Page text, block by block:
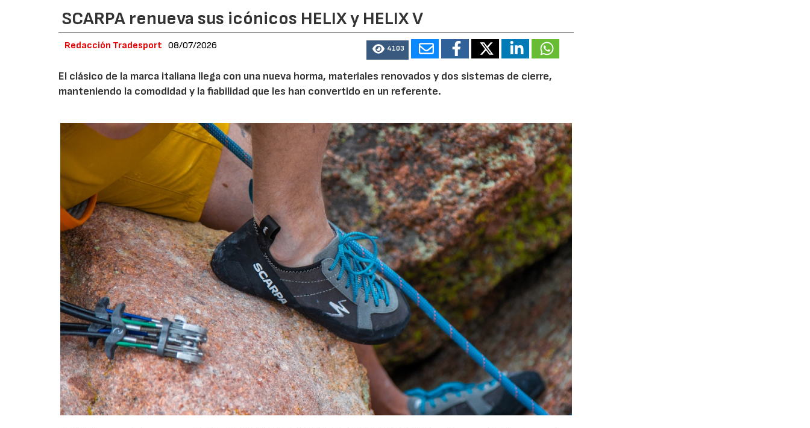
SCARPA renueva sus icónicos HELIX y HELIX V
Redacción Tradesport 08/07/2026 4103
El clásico de la marca italiana llega con una nueva horma, materiales renovados y dos sistemas de cierre,
manteniendo la comodidad y la fiabilidad que les han convertido en un referente.